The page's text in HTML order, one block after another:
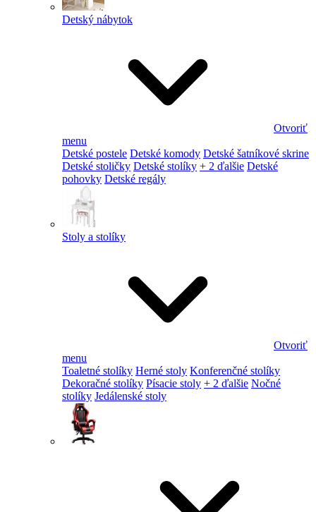
Detský nábytok
Otvoriť
menu
Detské postele Detské komody Detské šatníkové skrine
Detské stoličky Detské stolíky + 2 ďalšie Detské
pohovky Detské regály
Stoly a stolíky
Otvoriť
menu
Toaletné stolíky Herné stoly Konferenčné stolíky
Dekoračné stolíky Písacie stoly + 2 ďalšie Nočné
stolíky Jedálenské stoly